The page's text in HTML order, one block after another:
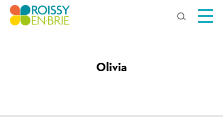
Chercher
Olivia